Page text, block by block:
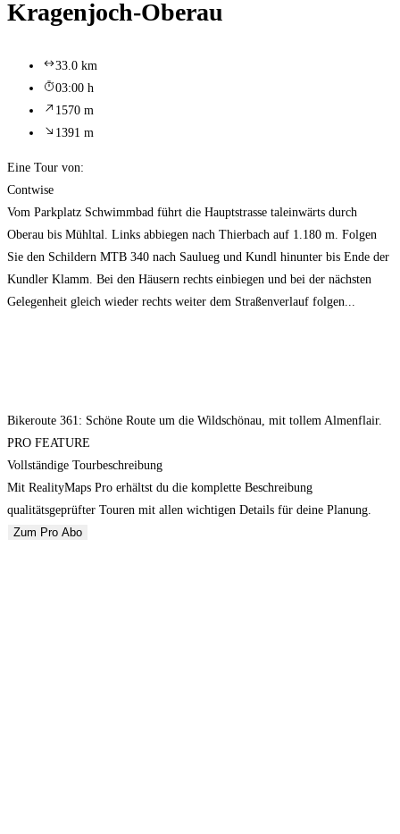
Kragenjoch-Oberau
33.0 km
03:00 h
1570 m
1391 m
Eine Tour von:
Contwise
Vom Parkplatz Schwimmbad führt die Hauptstrasse taleinwärts durch
Oberau bis Mühltal. Links abbiegen nach Thierbach auf 1.180 m. Folgen
Sie den Schildern MTB 340 nach Saulueg und Kundl hinunter bis Ende der
Kundler Klamm. Bei den Häusern rechts einbiegen und bei der nächsten
Gelegenheit gleich wieder rechts weiter dem Straßenverlauf folgen...
Bikeroute 361: Schöne Route um die Wildschönau, mit tollem Almenflair.
PRO FEATURE
Vollständige Tourbeschreibung
Mit RealityMaps Pro erhältst du die komplette Beschreibung
qualitätsgeprüfter Touren mit allen wichtigen Details für deine Planung.
Zum Pro Abo